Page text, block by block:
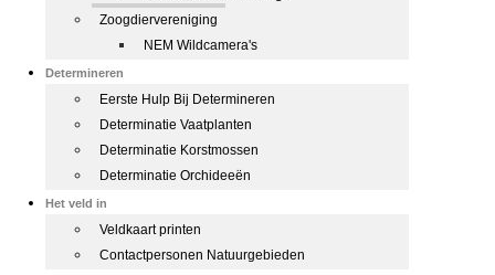
Zoogdiervereniging
NEM Wildcamera's
Determineren
Eerste Hulp Bij Determineren
Determinatie Vaatplanten
Determinatie Korstmossen
Determinatie Orchideeën
Het veld in
Veldkaart printen
Contactpersonen Natuurgebieden